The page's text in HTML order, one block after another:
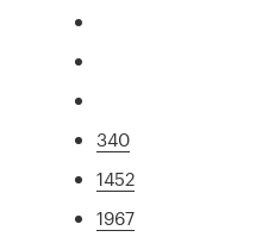
340
1452
1967